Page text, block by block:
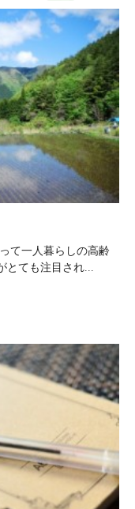
て一人暮らしの高齢
とても注目され...